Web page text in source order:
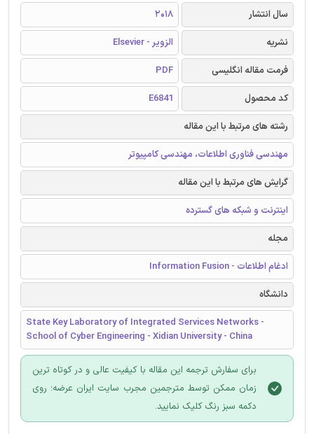
سال انتشار
2018
نشریه
الزویر - Elsevier
فرمت مقاله انگلیسی
PDF
کد محصول
E6841
رشته های مرتبط با این مقاله
مهندسی فناوری اطلاعات، مهندسی کامپیوتر
گرایش های مرتبط با این مقاله
اینترنت و شبکه های گسترده
مجله
ادغام اطلاعات - Information Fusion
دانشگاه
State Key Laboratory of Integrated Services Networks -
School of Cyber Engineering - Xidian University - China
برای سفارش ترجمه این مقاله با کیفیت عالی و در کوتاه ترین
زمان ممکن توسط مترجمین مجرب سایت ایران عرضه؛ روی
دکمه سبز رنگ کلیک نمایید.